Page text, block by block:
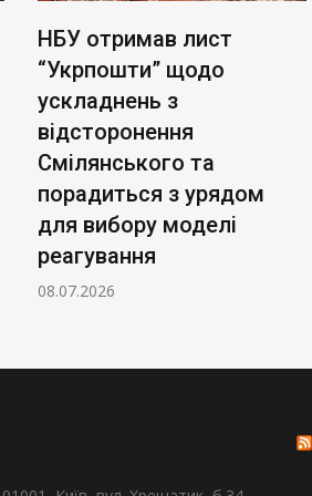
НБУ отримав лист
“Укрпошти” щодо
ускладнень з
відсторонення
Смілянського та
порадиться з урядом
для вибору моделі
реагування
08.07.2026